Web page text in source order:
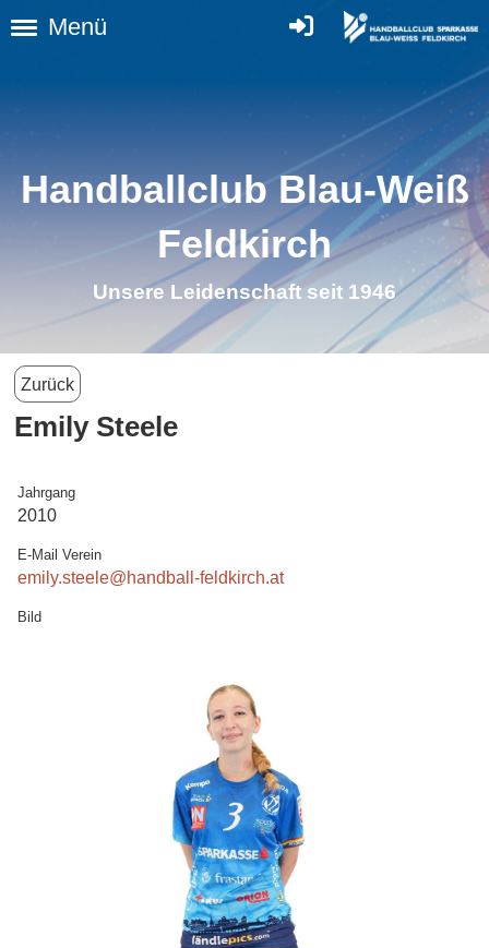
Menü
Handballclub Blau-Weiß
Feldkirch
Unsere Leidenschaft seit 1946
Zurück
Emily Steele
Jahrgang
2010
E-Mail Verein
emily.steele@handball-feldkirch.at
Bild